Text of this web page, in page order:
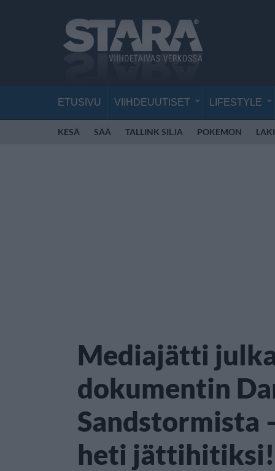
ETUSIVU VIIHDEUUTISET LIFESTYLE
KESÄ SÄÄ TALLINK SILJA POKEMON LAKI
Mediajätti
dokumentin
Sandstormista
heti jättihitiksi!